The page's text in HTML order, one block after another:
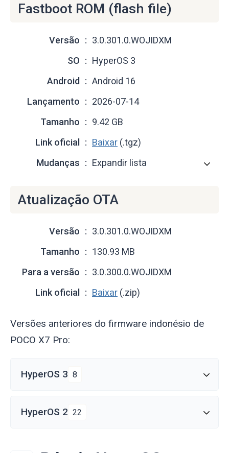
Fastboot ROM (flash file)
Versão
3.0.301.0.WOJIDXM
SO
HyperOS 3
Android
Android 16
Lançamento
2026-07-14
Tamanho
9.42 GB
Link oficial
Baixar (.tgz)
Mudanças
Expandir lista
Atualização OTA
Versão
3.0.301.0.WOJIDXM
Tamanho
130.93 MB
Para a versão
3.0.300.0.WOJIDXM
Link oficial
Baixar (.zip)
Versões anteriores do firmware indonésio de
POCO X7 Pro:
HyperOS 3 8
HyperOS 2 22